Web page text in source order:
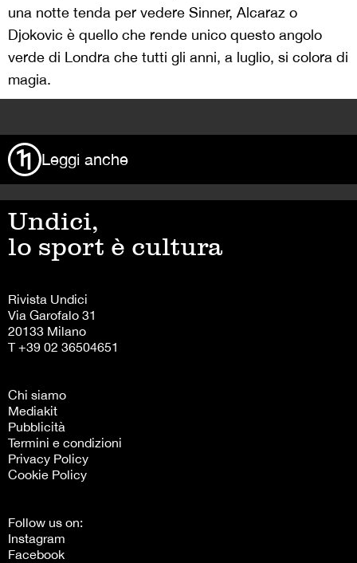
una notte tenda per vedere Sinner, Alcaraz o
Djokovic è quello che rende unico questo angolo
verde di Londra che tutti gli anni, a luglio, si colora di
magia.
Leggi anche
Undici,
lo sport è cultura
Rivista Undici
Via Garofalo 31
20133 Milano
T +39 02 36504651
Chi siamo
Mediakit
Pubblicità
Termini e condizioni
Privacy Policy
Cookie Policy
Follow us on:
Instagram
Facebook